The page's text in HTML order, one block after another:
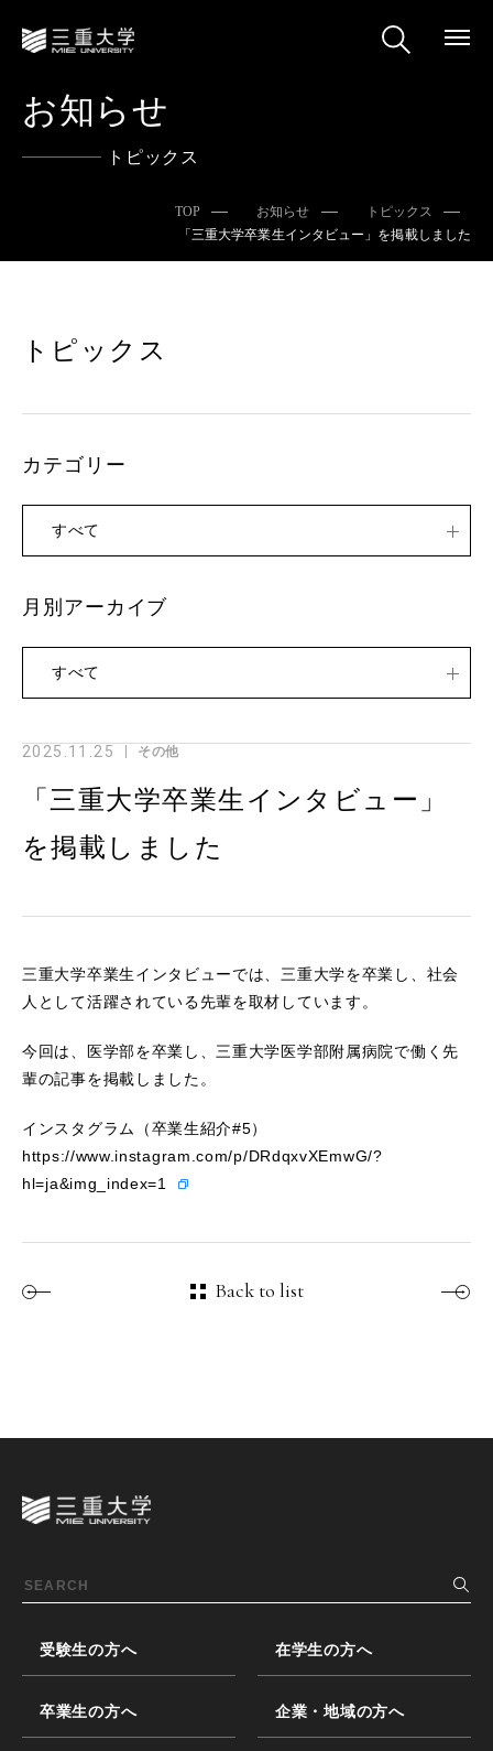
お知らせ
トピックス
TOP お知らせ
トピックス
「三重大学卒業生インタビュー」を掲載しました
2025.11.25 その他
「三重大学卒業生インタビュー」
を掲載しました
三重大学卒業生インタビューでは、三重大学を卒業し、社会
人として活躍されている先輩を取材しています。
今回は、医学部を卒業し、三重大学医学部附属病院で働く先
輩の記事を掲載しました。
インスタグラム（卒業生紹介#5）
https://www.instagram.com/p/DRdqxvXEmwG/?
hl=ja&img_index=1
Back to list
トピックス
カテゴリー
すべて
月別アーカイブ
すべて
受験生の方へ 在学生の方へ
卒業生の方へ 企業・地域の方へ